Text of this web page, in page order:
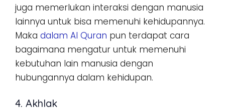
juga memerlukan interaksi dengan manusia
lainnya untuk bisa memenuhi kehidupannya.
Maka dalam Al Quran pun terdapat cara
bagaimana mengatur untuk memenuhi
kebutuhan lain manusia dengan
hubungannya dalam kehidupan.
4. Akhlak